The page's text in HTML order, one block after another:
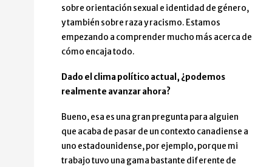
sobre orientación sexual e identidad de género,
y también sobre raza y racismo. Estamos
empezando a comprender mucho más acerca de
cómo encaja todo.
Dado el clima político actual, ¿podemos
realmente avanzar ahora?
Bueno, esa es una gran pregunta para alguien
que acaba de pasar de un contexto canadiense a
uno estadounidense, por ejemplo, porque mi
trabajo tuvo una gama bastante diferente de